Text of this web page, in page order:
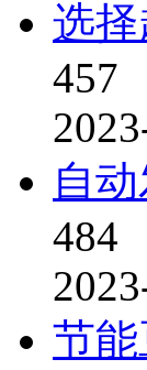
选
457
自
484
节